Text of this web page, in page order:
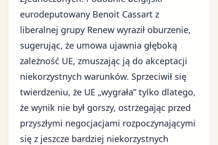
eurodeputowany Benoit Cassart z
liberalnej grupy Renew wyraził oburzenie,
sugerując, że umowa ujawnia głęboką
zależność UE, zmuszając ją do akceptacji
niekorzystnych warunków. Sprzeciwił się
twierdzeniu, że UE „wygrała” tylko dlatego,
że wynik nie był gorszy, ostrzegając przed
przyszłymi negocjacjami rozpoczynającymi
się z jeszcze bardziej niekorzystnych